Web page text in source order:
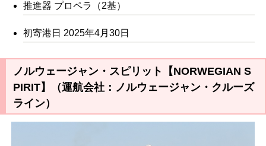
推進器 プロペラ（2基）
初寄港日 2025年4月30日
ノルウェージャン・スピリット【NORWEGIAN S
PIRIT】（運航会社：ノルウェージャン・クルーズ
ライン）